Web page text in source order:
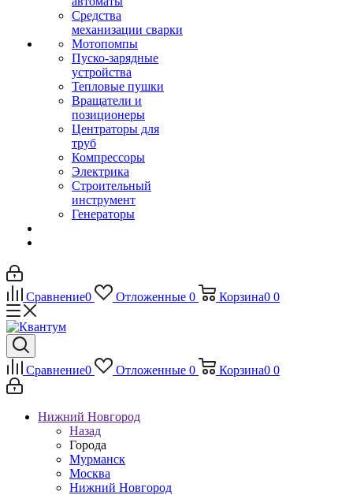
Средства
механизации сварки
Мотопомпы
Пуско-зарядные
устройства
Тепловые пушки
Вращатели и
позиционеры
Центраторы для
труб
Компрессоры
Электрика
Строительный
инструмент
Генераторы
Сравнение0 Отложенные 0 Корзина0 0
Сравнение0 Отложенные 0 Корзина0 0
Нижний Новгород
Назад
Города
Мурманск
Москва
Нижний Новгород